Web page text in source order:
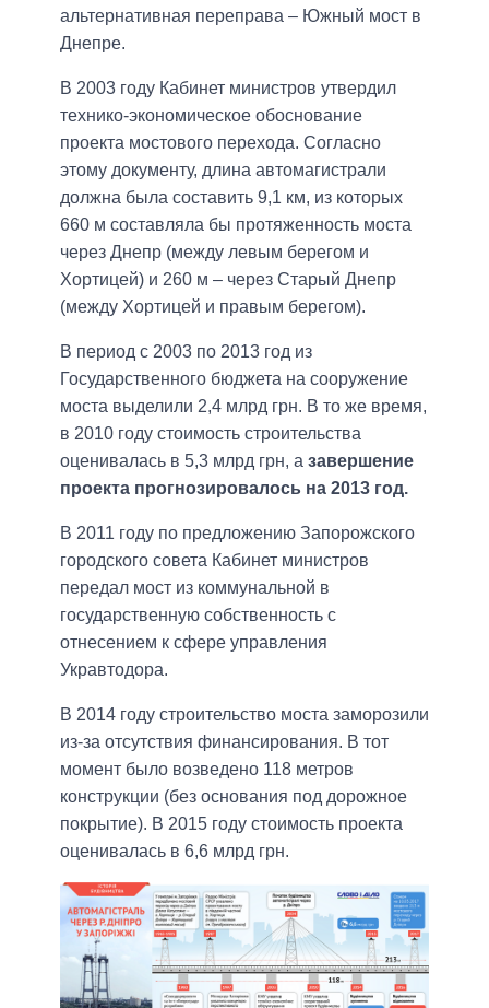
альтернативная переправа – Южный мост в
Днепре.
В 2003 году Кабинет министров утвердил
технико-экономическое обоснование
проекта мостового перехода. Согласно
этому документу, длина автомагистрали
должна была составить 9,1 км, из которых
660 м составляла бы протяженность моста
через Днепр (между левым берегом и
Хортицей) и 260 м – через Старый Днепр
(между Хортицей и правым берегом).
В период с 2003 по 2013 год из
Государственного бюджета на сооружение
моста выделили 2,4 млрд грн. В то же время,
в 2010 году стоимость строительства
оценивалась в 5,3 млрд грн, а завершение
проекта прогнозировалось на 2013 год.
В 2011 году по предложению Запорожского
городского совета Кабинет министров
передал мост из коммунальной в
государственную собственность с
отнесением к сфере управления
Укравтодора.
В 2014 году строительство моста заморозили
из-за отсутствия финансирования. В тот
момент было возведено 118 метров
конструкции (без основания под дорожное
покрытие). В 2015 году стоимость проекта
оценивалась в 6,6 млрд грн.